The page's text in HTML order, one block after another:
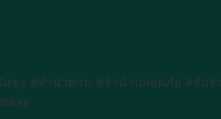
ง #จำนำด่วน #จำนำปลอดภัย #รับ